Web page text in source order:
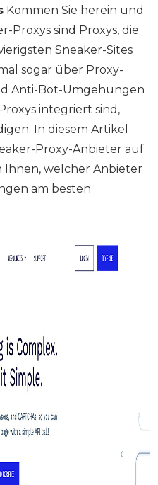
Kommen Sie herein und
Proxys sind Proxys, die
Sneaker-Sites
sogar über Proxy-
Anti-Bot-Umgehungen
integriert sind,
In diesem Artikel
Proxy-Anbieter auf
welcher Anbieter
am besten